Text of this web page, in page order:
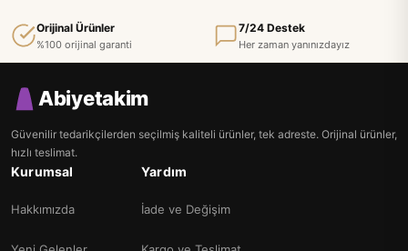
Orijinal Ürünler
%100 orijinal garanti
7/24 Destek
Her zaman yanınızdayız
Abiyetakim
Güvenilir tedarikçilerden seçilmiş kaliteli ürünler, tek adreste. Orijinal ürünler,
hızlı teslimat.
Kurumsal
Hakkımızda
Yardım
İade ve Değişim